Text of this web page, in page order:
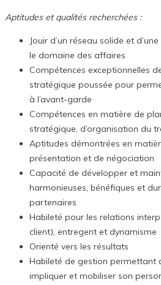
Aptitudes et qualités recherchées :
Jouir d’un réseau solide et
le domaine des affaires
Compétences exceptionnelles
stratégique poussée pour
à l’avant-garde
Compétences en matière de
stratégique, d’organisation du
Aptitudes démontrées en
présentation et de négociation
Capacité de développer et
harmonieuses, bénéfiques et
partenaires
Habileté pour les relations
client), entregent et dynamisme
Orienté vers les résultats
Habileté de gestion permettant
impliquer et mobiliser son